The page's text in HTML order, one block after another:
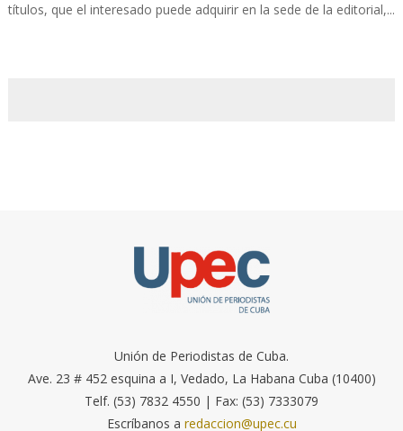
títulos, que el interesado puede adquirir en la sede de la editorial,...
Unión de Periodistas de Cuba.
Ave. 23 # 452 esquina a I, Vedado, La Habana Cuba (10400)
Telf. (53) 7832 4550 | Fax: (53) 7333079
Escríbanos a redaccion@upec.cu